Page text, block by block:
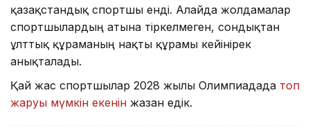
қазақстандық спортшы енді. Алайда жолдамалар
спортшылардың атына тіркелмеген, сондықтан
ұлттық құраманың нақты құрамы кейінірек
анықталады.
Қай жас спортшылар 2028 жылғы Олимпиадада топ
жаруы мүмкін екенін жазған едік.